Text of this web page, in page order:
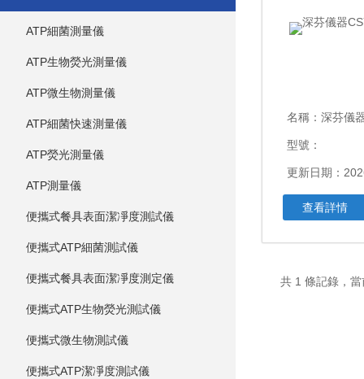
ATP細菌測量儀
ATP生物熒光測量儀
ATP微生物測量儀
ATP細菌快速測量儀
ATP熒光測量儀
ATP測量儀
便攜式餐具表面潔凈度測試儀
便攜式ATP細菌測試儀
便攜式餐具表面潔凈度測定儀
便攜式ATP生物熒光測試儀
便攜式微生物測試儀
便攜式ATP潔凈度測試儀
名稱： 深芬儀
型號：
更新日期：
查看詳情
共 1 條記錄，